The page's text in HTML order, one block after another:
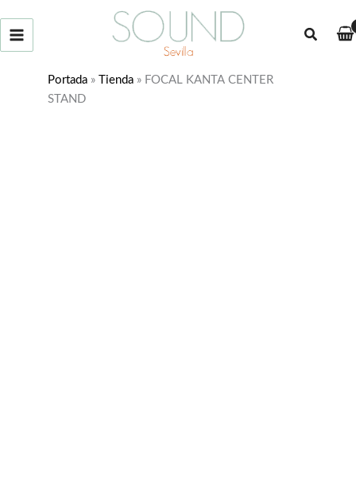
Buscar
Portada » Tienda » FOCAL KANTA CENTER
STAND